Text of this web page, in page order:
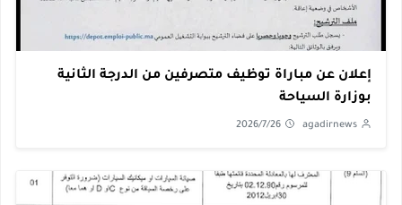
إعلان عن مباراة توظيف متصرفين من الدرجة الثانية
بوزارة السياحة
agadirnews
2026/7/26